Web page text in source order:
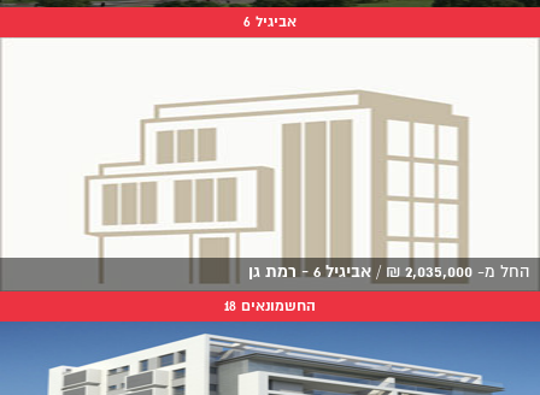
אביגיל 6
החל מ- 2,035,000
₪
/ אביגיל 6 - רמת גן
החשמונאים 18